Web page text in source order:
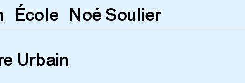
École Noé Soulier
Urbain